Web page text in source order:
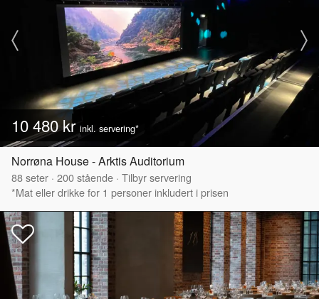
10 480 kr inkl. servering*
Norrøna House - Arktis Auditorium
88seter · 200stående · Tilbyr servering
*Mat eller drikke for 1 personer inkludert i prisen